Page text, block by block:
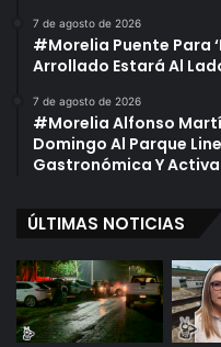
7 de agosto de 2026
#Morelia Puente Para
Arrollado Estará Al
7 de agosto de 2026
#Morelia Alfonso
Domingo Al Parque
Gastronómica Y
ÚLTIMAS NOTICIAS